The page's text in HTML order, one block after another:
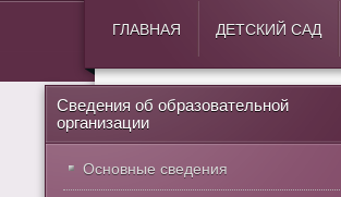
ГЛАВНАЯ ДЕТСКИЙ САД
Сведения об образовательной
организации
Основные сведения